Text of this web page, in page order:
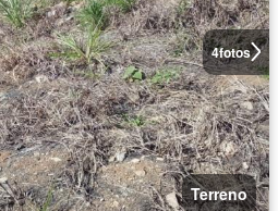
4fotos
Terreno